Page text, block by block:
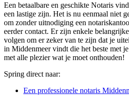
Een betaalbare en geschikte Notaris
een lastige zijn. Het is nu eenmaal niet
om zonder uitnodiging een
eerder contact. Er zijn enkele
volgen om er zeker van te zijn dat je
in Middenmeer vindt die het beste met
met alle plezier wat je moet onthouden!
Spring direct naar:
Een professionele notaris